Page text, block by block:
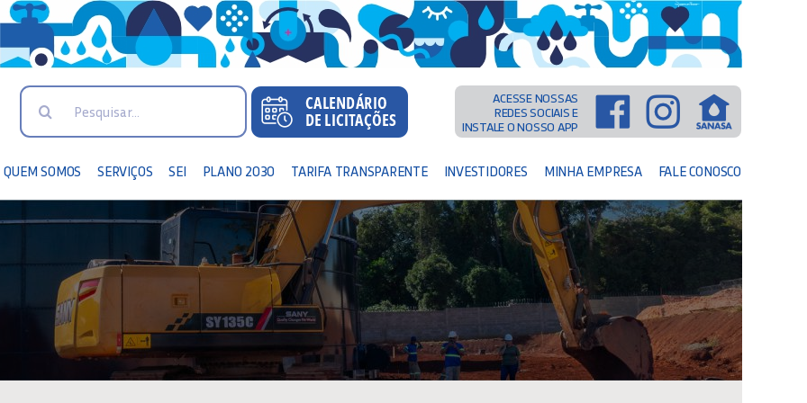
Search
ACESSE NOSSAS
REDES SOCIAIS E
INSTALE O NOSSO APP
QUEM SOMOS SERVIÇOS SEI PLANO 2030 TARIFA TRANSPARENTE INVESTIDORES MINHA EMPRESA FALE CONOSCO